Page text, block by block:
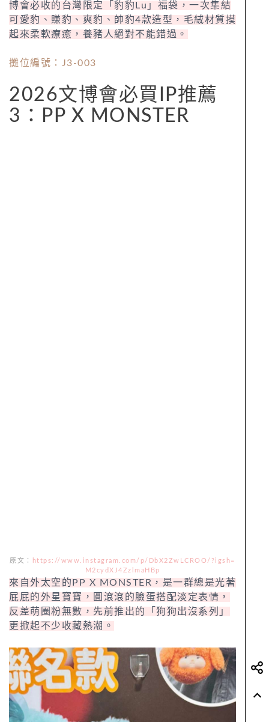
博會必收的台灣限定「豹豹Lu」福袋，一次集結
可愛豹、賺豹、爽豹、帥豹4款造型，毛絨材質摸
起來柔軟療癒，養豬人絕對不能錯過。
攤位編號：J3-003
2026文博會必買IP推薦
3：PP X MONSTER
原文：
https://www.instagram.com/p/DbX2ZwLCROO/?igsh=
M2cydXJ4ZzlmaHBp
來自外太空的PP X MONSTER，是一群總是光著
屁屁的外星寶寶，圓滾滾的臉蛋搭配淡定表情，
反差萌圈粉無數，先前推出的「狗狗出沒系列」
更掀起不少收藏熱潮。